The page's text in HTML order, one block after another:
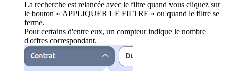
La recherche est relancée avec le filtre quand vous cliquez sur
le bouton « APPLIQUER LE FILTRE » ou quand le filtre se
ferme.
Pour certains d'entre eux, un compteur indique le nombre
d'offres correspondant.